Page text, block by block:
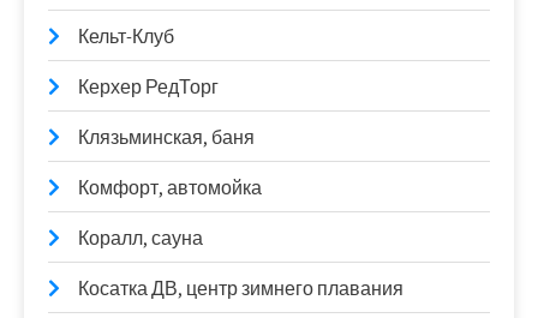
Кельт-Клуб
Керхер РедТорг
Клязьминская, баня
Комфорт, автомойка
Коралл, сауна
Косатка ДВ, центр зимнего плавания